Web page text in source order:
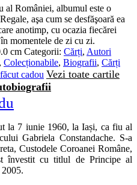
al României, albumul este o
aşa cum se desfăşoară ea
anotimp, cu ocazia fiecărei
momentele de zi cu zi.
cm Categorii: Cărți, Autori
, Colecționabile, Biografii, Cărți
cadou Vezi toate cartile
la 7 iunie 1960, la Iași, ca fiu al
Gabriela Constandache. S-a
Custodele Coroanei Române,
învestit cu titlul de Principe al